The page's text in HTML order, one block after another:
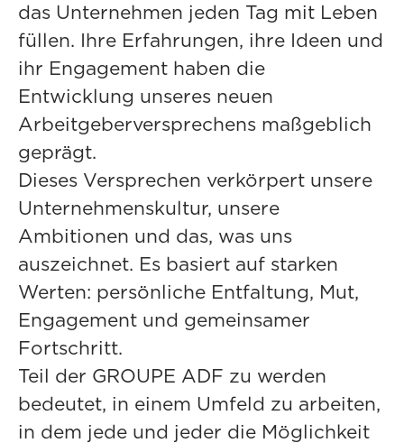
das Unternehmen jeden Tag mit Leben
füllen. Ihre Erfahrungen, ihre Ideen und
ihr Engagement haben die
Entwicklung unseres neuen
Arbeitgeberversprechens maßgeblich
geprägt.
Dieses Versprechen verkörpert unsere
Unternehmenskultur, unsere
Ambitionen und das, was uns
auszeichnet. Es basiert auf starken
Werten: persönliche Entfaltung, Mut,
Engagement und gemeinsamer
Fortschritt.
Teil der GROUPE ADF zu werden
bedeutet, in einem Umfeld zu arbeiten,
in dem jede und jeder die Möglichkeit